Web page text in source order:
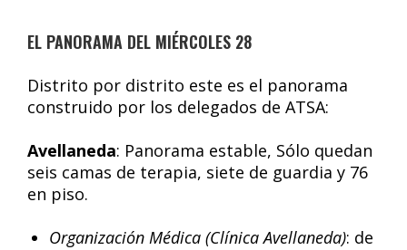
EL PANORAMA DEL MIÉRCOLES 28
Distrito por distrito este es el panorama
construido por los delegados de ATSA:
Avellaneda: Panorama estable, Sólo quedan
seis camas de terapia, siete de guardia y 76
en piso.
Organización Médica (Clínica Avellaneda): de